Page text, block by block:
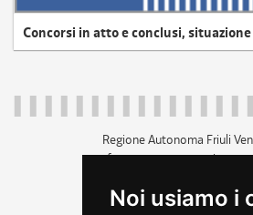
Noi usiamo i
Concorsi in atto e conclusi,
Regione Autonoma Friuli
c.f. 80014930327; p.iva
+39 040